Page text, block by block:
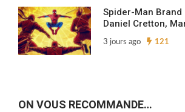
Spider-Man Brand
Daniel Cretton,
3 jours ago 121
ON VOUS RECOMMANDE…